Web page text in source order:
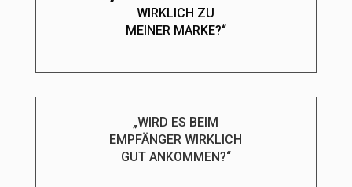
WIRKLICH ZU
MEINER MARKE?“
„WIRD ES BEIM
EMPFÄNGER WIRKLICH
GUT ANKOMMEN?“